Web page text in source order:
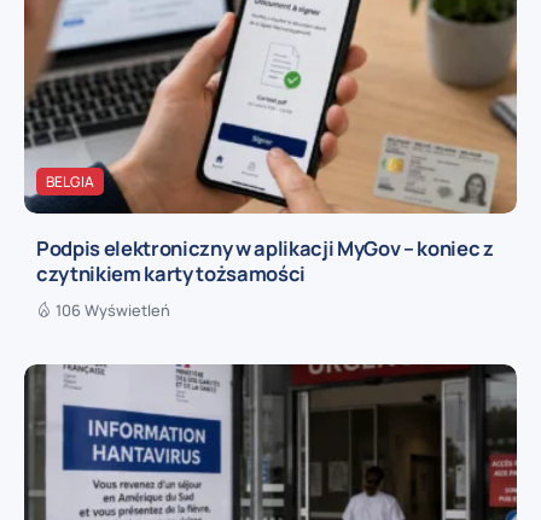
BELGIA
Podpis elektroniczny w aplikacji MyGov – koniec z
czytnikiem karty tożsamości
106 Wyświetleń